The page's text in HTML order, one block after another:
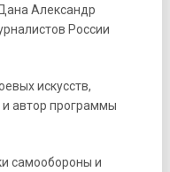
Александр
России
искусств,
и автор программы
самообороны и